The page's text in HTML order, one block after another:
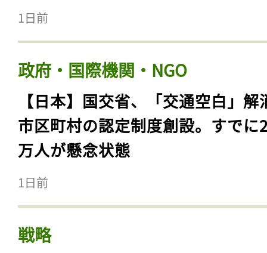
1日前
政府・国際機関・NGO
【日本】国交省、「交通空白」解
市区町村の認定制度創設。すでに
万人が懸念状態
1日前
戦略